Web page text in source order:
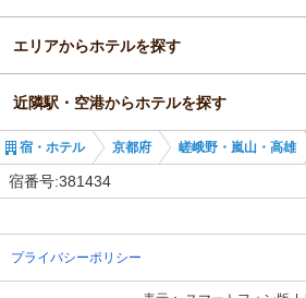
京都府
嵯峨野・嵐山・高雄
嵐山駅
エリアからホテルを探す
京都府
嵯峨野・嵐山・高雄
近隣駅・空港からホテルを探す
嵐山駅
宿・ホテル 京都府 嵯峨野・嵐山・高雄
宿番号:381434
プライバシーポリシー